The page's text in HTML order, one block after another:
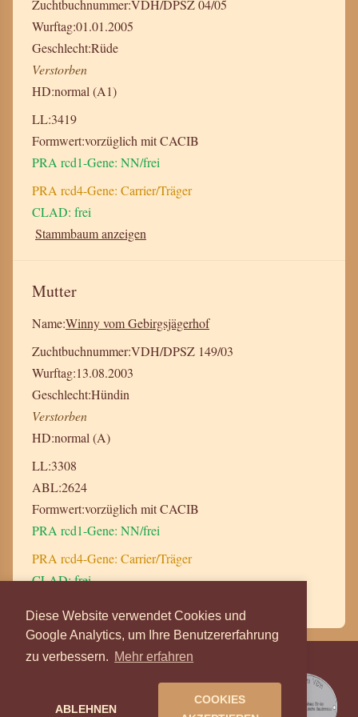
Diese Website verwendet Cookies und
Google Analytics, um Ihre Benutzererfahrung
zu verbessern. Mehr erfahren
ABLEHNEN
COOKIES
Zuchtbuchnummer:VDH/DPSZ 04/05
Wurftag:01.01.2005
Geschlecht:Rüde
Verstorben
HD:normal (A1)
LL:3419
Formwert:vorzüglich mit CACIB
PRA rcd1-Gene: NN/frei
PRA rcd4-Gene: Carrier/Träger
CLAD: frei
Stammbaum anzeigen
Mutter
Name:Winny vom Gebirgsjägerhof
Zuchtbuchnummer:VDH/DPSZ 149/03
Wurftag:13.08.2003
Geschlecht:Hündin
Verstorben
HD:normal (A)
LL:3308
ABL:2624
Formwert:vorzüglich mit CACIB
PRA rcd1-Gene: NN/frei
PRA rcd4-Gene: Carrier/Träger
CLAD: frei
Gebirgsjägerhof, Herta Leitner.